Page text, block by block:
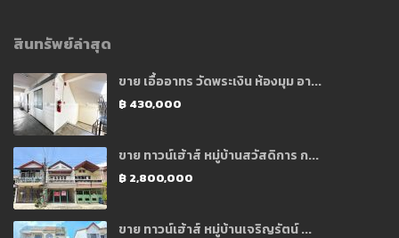
สินทรัพย์ล่าสุด
ขาย เอื้ออาทร วัดพระเงิน ห้องมุม อา...
฿ 430,000
ขาย ทาวน์เฮ้าส์ หมู่บ้านสวัสดิการ ก...
฿ 2,800,000
ขาย ทาวน์เฮ้าส์ หมู่บ้านเจริญรัตน์ ...